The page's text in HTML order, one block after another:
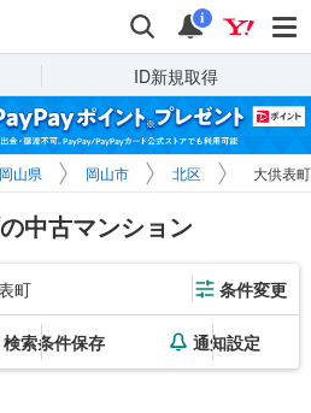
検索 通知
i
ID新規取得
岡山県 岡山市 北区 大供表
中古マンション
町 条件変更
検索条件保存 通知設定